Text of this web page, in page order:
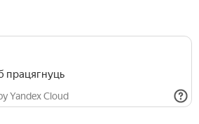
працягнуць
Yandex Cloud